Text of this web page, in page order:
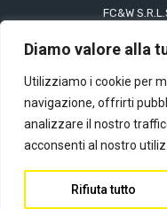
Diamo valore alla
Utilizziamo i cookie per
navigazione, offrirti
analizzare il nostro
acconsenti al nostro
Rifiuta tutto
FC&W
Editore e direttore
Mail:
© Copyright -